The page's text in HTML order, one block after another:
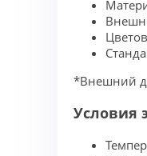
*Внешний
Условия